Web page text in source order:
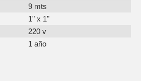
9 mts
1" x 1"
220 v
1 año